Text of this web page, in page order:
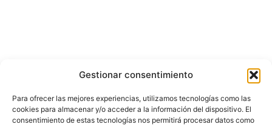
Gestionar consentimiento
Para ofrecer las mejores experiencias, utilizamos tecnologías como las
cookies para almacenar y/o acceder a la información del dispositivo. El
consentimiento de estas tecnologías nos permitirá procesar datos como